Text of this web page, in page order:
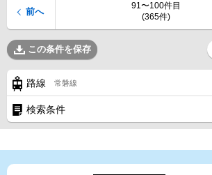
91〜100件目
(365件)
前へ
この条件を保存
路線 常磐線
検索条件